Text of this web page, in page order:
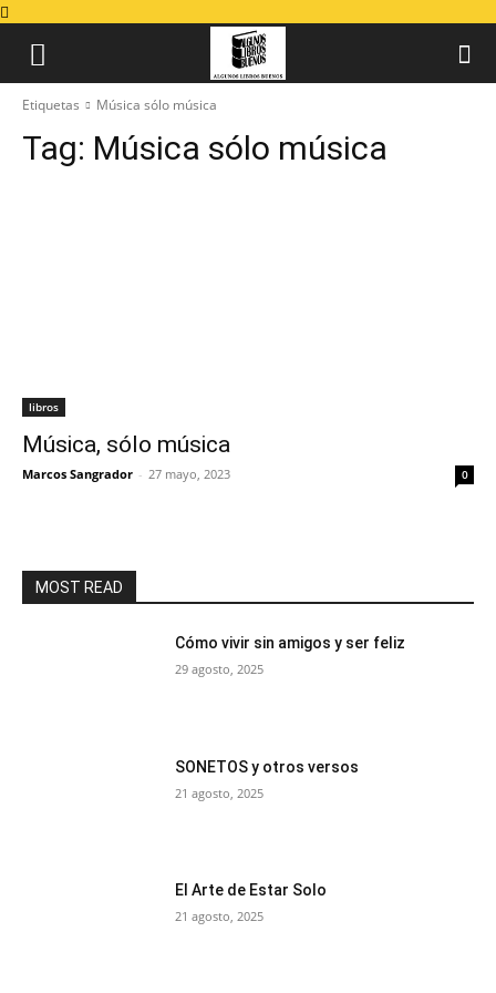
Etiquetas Música sólo música
Tag: Música sólo música
libros
Música, sólo música
Marcos Sangrador - 27 mayo, 2023 0
MOST READ
Cómo vivir sin amigos y ser feliz
29 agosto, 2025
SONETOS y otros versos
21 agosto, 2025
El Arte de Estar Solo
21 agosto, 2025